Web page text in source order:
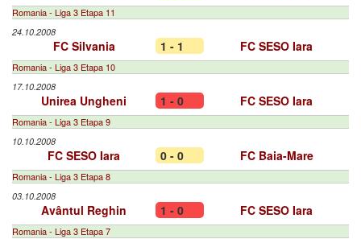
Romania - Liga 3 Etapa 11
24.10.2008
FC Silvania 1 - 1 FC SESO Iara
Romania - Liga 3 Etapa 10
17.10.2008
Unirea Ungheni 1 - 0 FC SESO Iara
Romania - Liga 3 Etapa 9
10.10.2008
FC SESO Iara 0 - 0 FC Baia-Mare
Romania - Liga 3 Etapa 8
03.10.2008
Avântul Reghin 1 - 0 FC SESO Iara
Romania - Liga 3 Etapa 7